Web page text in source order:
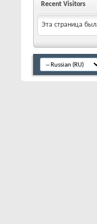
Recent Visitors
Эта страница